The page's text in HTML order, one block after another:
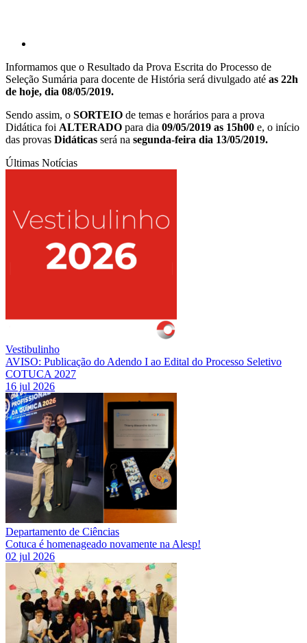
Informamos que o Resultado da Prova Escrita do Processo de
Seleção Sumária para docente de História será divulgado até as 22h
de hoje, dia 08/05/2019.
Sendo assim, o SORTEIO de temas e horários para a prova
Didática foi ALTERADO para dia 09/05/2019 as 15h00 e, o início
das provas Didáticas será na segunda-feira dia 13/05/2019.
Últimas Notícias
Vestibulinho
AVISO: Publicação do Adendo I ao Edital do Processo Seletivo
COTUCA 2027
16 jul 2026
Departamento de Ciências
Cotuca é homenageado novamente na Alesp!
02 jul 2026